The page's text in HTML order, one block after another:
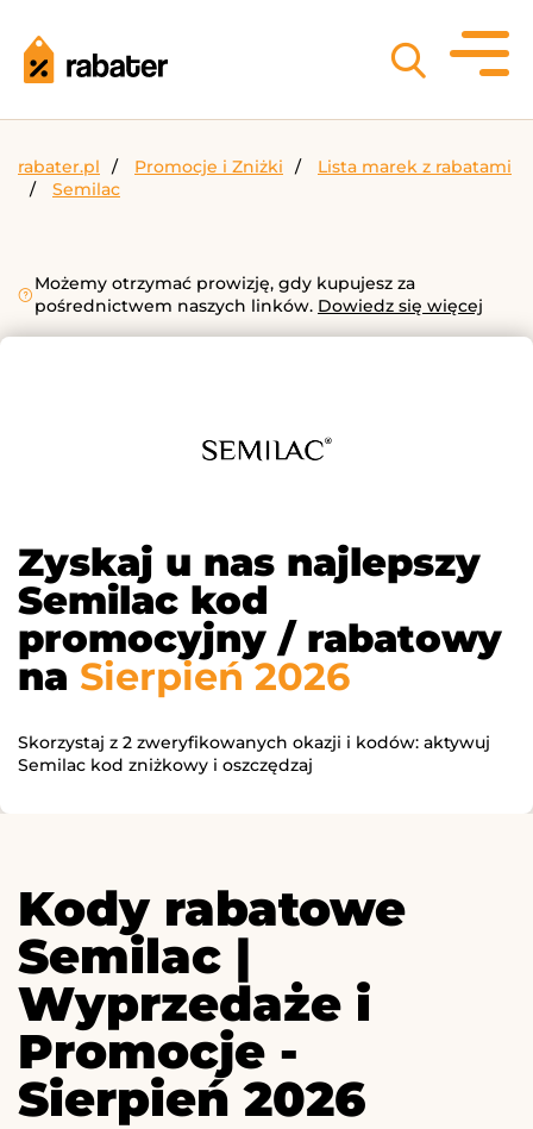
rabater.pl Promocje i Zniżki
Lista marek z rabatami
Semilac
Możemy otrzymać prowizję, gdy kupujesz za
pośrednictwem naszych linków. Dowiedz się więcej
Zyskaj u nas najlepszy
Semilac kod
promocyjny / rabatowy
na Sierpień 2026
Skorzystaj z 2 zweryfikowanych okazji i kodów: aktywuj
Semilac kod zniżkowy i oszczędzaj
Kody rabatowe
Semilac |
Wyprzedaże i
Promocje -
Sierpień 2026